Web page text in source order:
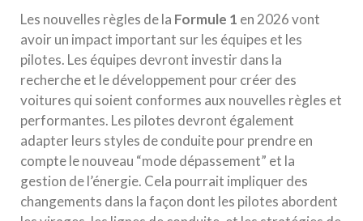
Les nouvelles règles de la Formule 1 en 2026 vont
avoir un impact important sur les équipes et les
pilotes. Les équipes devront investir dans la
recherche et le développement pour créer des
voitures qui soient conformes aux nouvelles règles et
performantes. Les pilotes devront également
adapter leurs styles de conduite pour prendre en
compte le nouveau “mode dépassement” et la
gestion de l’énergie. Cela pourrait impliquer des
changements dans la façon dont les pilotes abordent